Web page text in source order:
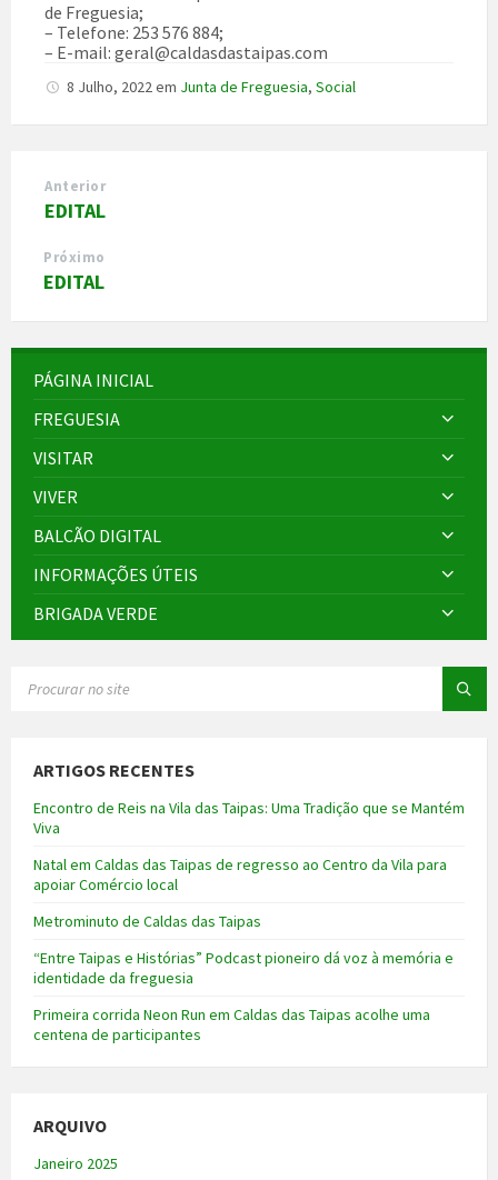
de Freguesia;
– Telefone: 253 576 884;
– E-mail: geral@caldasdastaipas.com
8 Julho, 2022em Junta de Freguesia, Social
Anterior
EDITAL
Próximo
EDITAL
PÁGINA INICIAL
FREGUESIA
VISITAR
VIVER
BALCÃO DIGITAL
INFORMAÇÕES ÚTEIS
BRIGADA VERDE
ARTIGOS RECENTES
Encontro de Reis na Vila das Taipas: Uma Tradição que se Mantém
Viva
Natal em Caldas das Taipas de regresso ao Centro da Vila para
apoiar Comércio local
Metrominuto de Caldas das Taipas
“Entre Taipas e Histórias” Podcast pioneiro dá voz à memória e
identidade da freguesia
Primeira corrida Neon Run em Caldas das Taipas acolhe uma
centena de participantes
ARQUIVO
Janeiro 2025